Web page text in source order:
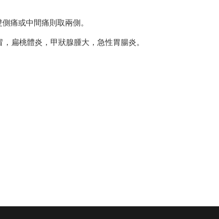
痛或中間痛則取兩側。
扁桃體炎，甲狀腺腫大，急性胃腸炎。